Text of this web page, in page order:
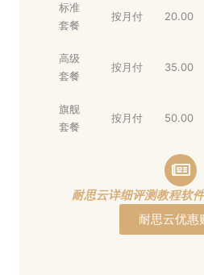
标准
套餐
按月付 20.00
高级
套餐
按月付 35.00
旗舰
套餐
按月付 50.00
耐思云详细评测教程软
耐思云优惠